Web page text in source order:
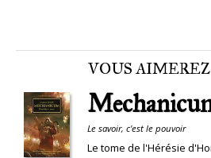
VOUS AIMEREZ
Le savoir, c'est le pouvoir
Le tome de l'Hérésie